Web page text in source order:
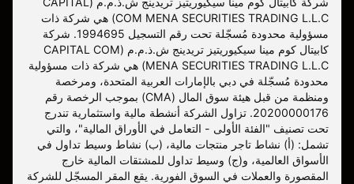
COM MENA SECURITIES TRADING L.L.C) هي شركة ذات
مسؤولية محدودة مُسجّلة تحت رقم التسجيل 1994695. شركة
كابيتال كوم مينا سيكيوريتيز تريدينج ش.ذ.م.م (CAPITAL COM
MENA SECURITIES TRADING L.L.C) هي شركة ذات مسؤولية
محدودة مُسجّلة في دبي بالإمارات العربية المتحدة، ومرخصة
ومنظمة من قبل هيئة سوق المال (CMA) بموجب الرخصة رقم
20200000176. تزاول الشركة أنشطة مالية واستثمارية تندرج
تحت تصنيف "الفئة الأولى - التعامل في الأوراق المالية"، والتي
تشمل: (أ) نشاط تاجر منتجات مالية، (ب) نشاط وسيط تداول في
الأسواق العالمية، و(ج) وسيط تداول للمشتقات المالية خارج
المقصورة والعملات في السوق الفورية. يقع المقر المسجّل للشركة